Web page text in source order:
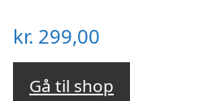
kr. 299,00
Gå til shop